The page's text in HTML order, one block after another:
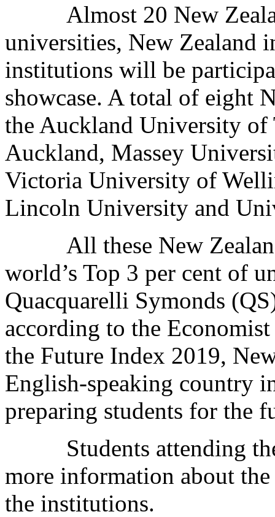
Almost 20 New
universities, New Zealand
institutions will be
showcase. A total of eight
the Auckland University
Auckland, Massey
Victoria University of
Lincoln University and
All these New
world’s Top 3 per cent of
Quacquarelli Symonds
according to the
the Future Index 2019,
English-speaking country
preparing students for the
Students attending
more information about
the institutions.